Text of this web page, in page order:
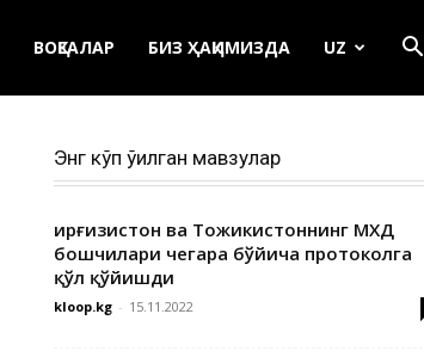
ВОҚЕАЛАР БИЗ ҲАҚИМИЗДА UZ
Энг кўп ўқилган мавзулар
Қирғизистон ва Тожикистоннинг МХДҚ
бошчилари чегара бўйича протоколга
қўл қўйишди
kloop.kg - 15.11.2022